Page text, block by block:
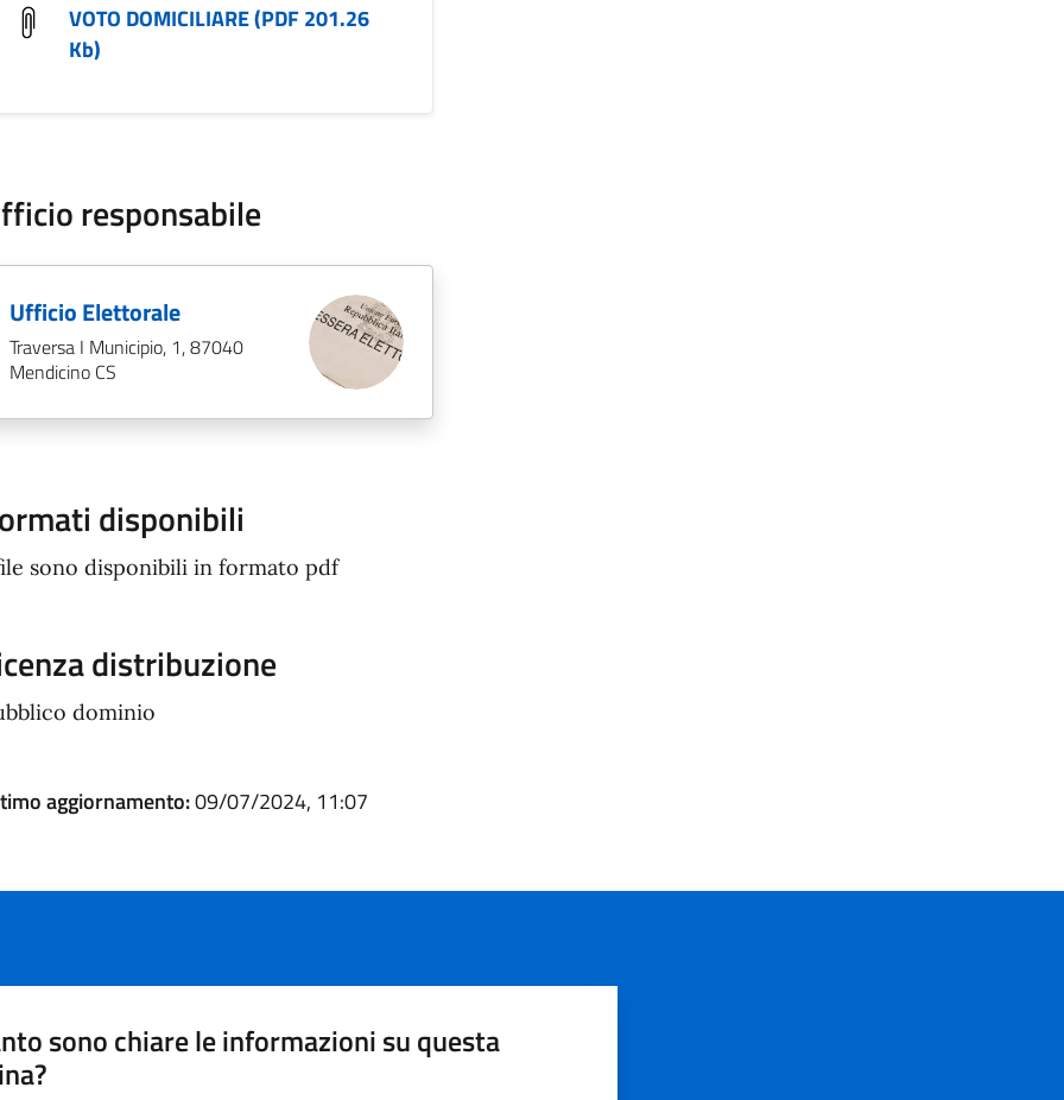
VOTO DOMICILIARE (PDF 201.26
Kb)
responsabile
Ufficio Elettorale
Traversa I Municipio, 1, 87040
Mendicino CS
disponibili
sono disponibili in formato pdf
distribuzione
dominio
aggiornamento:09/07/2024, 11:07
sono chiare le informazioni su questa